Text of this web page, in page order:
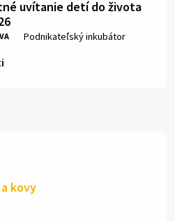
uvítanie detí do života
Miesto:
Podnikateľský inkubátor
kovy